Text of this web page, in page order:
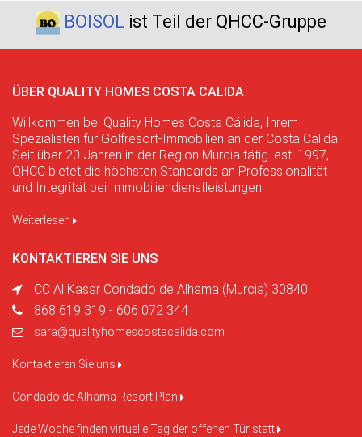
BOISOL ist Teil der QHCC-Gruppe
ÜBER QUALITY HOMES COSTA CALIDA
Willkommen bei Quality Homes Costa Cálida, Ihrem
Spezialisten für Golfresort-Immobilien an der Costa Calida.
Seit über 20 Jahren in der Region Murcia tätig. est. 1997,
QHCC bietet die höchsten Standards an Professionalität
und Integrität bei Immobiliendienstleistungen.
Weiterlesen
KONTAKTIEREN SIE UNS
CC Al Kasar Condado de Alhama (Murcia) 30840
868 619 319 - 606 072 344
sara@qualityhomescostacalida.com
Kontaktieren Sie uns
Condado de Alhama Resort Plan
Jede Woche finden virtuelle Tag der offenen Tür statt